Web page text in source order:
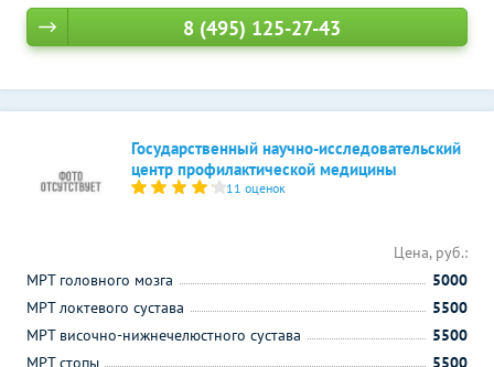
8 (495) 125-27-43
Государственный научно-исследовательский
центр профилактической медицины
11 оценок
Цена, руб.:
МРТ головного мозга
5000
МРТ локтевого сустава
5500
МРТ височно-нижнечелюстного сустава
5500
МРТ стопы
5500